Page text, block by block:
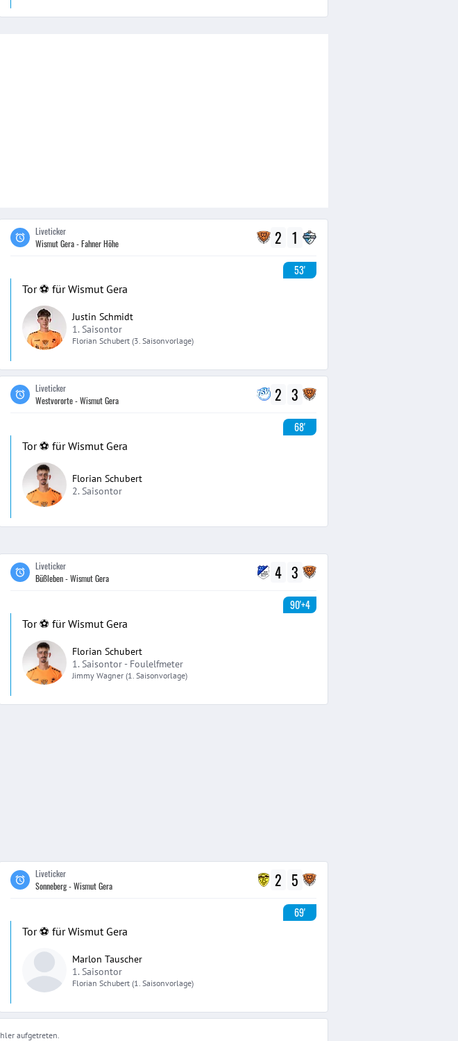
Liveticker
Wismut Gera - Fahner Höhe
2 1
53'
Tor ⚽️ für Wismut Gera
Justin Schmidt
1. Saisontor
Florian Schubert (3. Saisonvorlage)
Liveticker
Westvororte - Wismut Gera
2 3
68'
Tor ⚽️ für Wismut Gera
Florian Schubert
2. Saisontor
Liveticker
Büßleben - Wismut Gera
4 3
90'+4
Tor ⚽️ für Wismut Gera
Florian Schubert
1. Saisontor - Foulelfmeter
Jimmy Wagner (1. Saisonvorlage)
Liveticker
Sonneberg - Wismut Gera
2 5
69'
Tor ⚽️ für Wismut Gera
Marlon Tauscher
1. Saisontor
Florian Schubert (1. Saisonvorlage)
aufgetreten.